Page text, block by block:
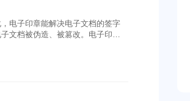
电子印章能解决电子文档的签字
文档被伪造、被篡改。电子印章
节省了很多成本。那么电子印章
？